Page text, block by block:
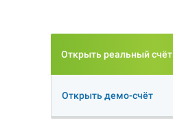
Открыть реальный счёт
Открыть демо-счёт